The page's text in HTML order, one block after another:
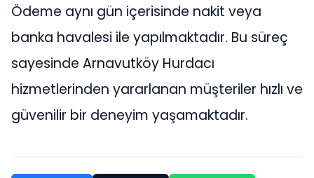
Ödeme aynı gün içerisinde nakit veya
banka havalesi ile yapılmaktadır. Bu süreç
sayesinde Arnavutköy Hurdacı
hizmetlerinden yararlanan müşteriler hızlı ve
güvenilir bir deneyim yaşamaktadır.